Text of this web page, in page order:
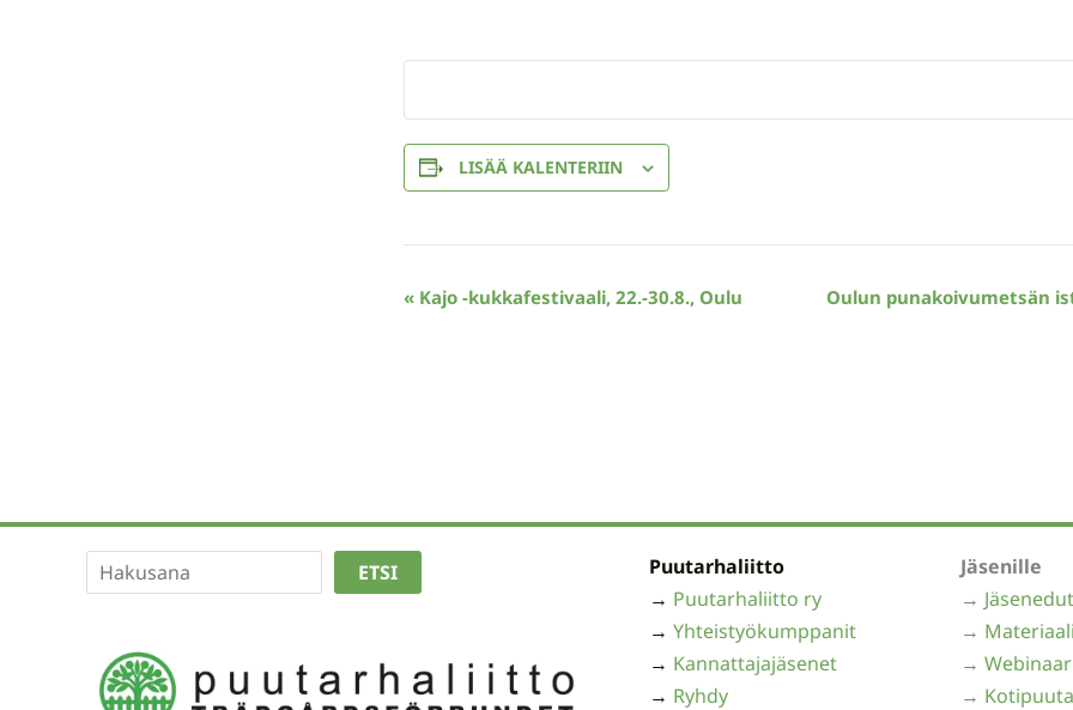
LISÄÄ KALENTERIIN
Tapahtuma
« Kajo -kukkafestivaali, 22.-30.8., Oulu Oulun punakoivumetsän
EtsiETSI
Puutarhaliitto
→ Puutarhaliitto ry
→ Yhteistyökumppanit
→ Kannattajajäsenet
→ Ryhdy
Jäsenille
→ Jäsenedut
→
→
→